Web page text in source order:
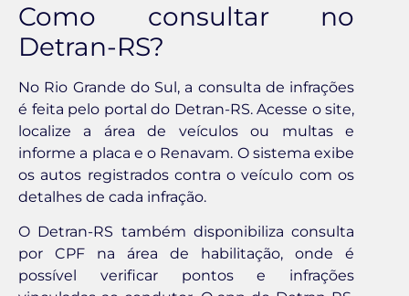
Como consultar no
Detran-RS?
No Rio Grande do Sul, a consulta de infrações
é feita pelo portal do Detran-RS. Acesse o site,
localize a área de veículos ou multas e
informe a placa e o Renavam. O sistema exibe
os autos registrados contra o veículo com os
detalhes de cada infração.
O Detran-RS também disponibiliza consulta
por CPF na área de habilitação, onde é
possível verificar pontos e infrações